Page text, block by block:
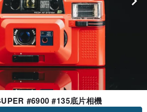
#6900 #135底片相機